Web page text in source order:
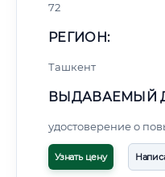
72
РЕГИОН:
Ташкент
ВЫДАВАЕМЫЙ
удостоверение о
Узнать цену